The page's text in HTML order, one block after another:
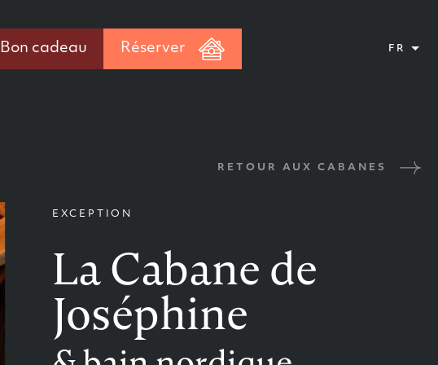
Bon cadeau Réserver FR
RETOUR AUX CABANES
EXCEPTION
La Cabane de
Joséphine